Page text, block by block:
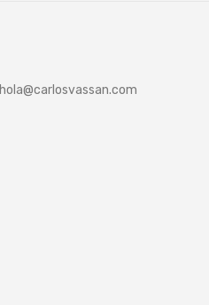
hola@carlosvassan.com